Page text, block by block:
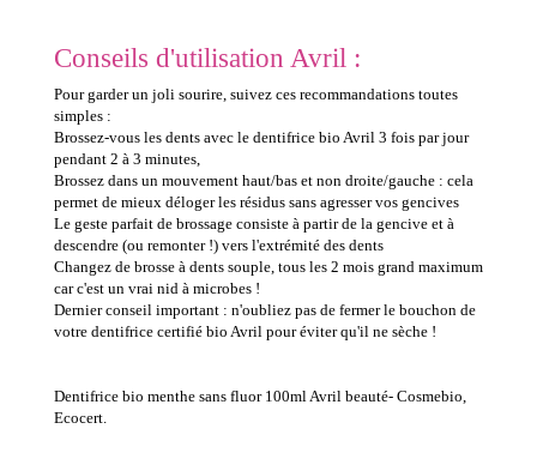
Conseils d'utilisation Avril :
Pour garder un joli sourire, suivez ces recommandations toutes
simples :
Brossez-vous les dents avec le dentifrice bio Avril 3 fois par jour
pendant 2 à 3 minutes,
Brossez dans un mouvement haut/bas et non droite/gauche : cela
permet de mieux déloger les résidus sans agresser vos gencives
Le geste parfait de brossage consiste à partir de la gencive et à
descendre (ou remonter !) vers l'extrémité des dents
Changez de brosse à dents souple, tous les 2 mois grand maximum
car c'est un vrai nid à microbes !
Dernier conseil important : n'oubliez pas de fermer le bouchon de
votre dentifrice certifié bio Avril pour éviter qu'il ne sèche !
Dentifrice bio menthe sans fluor 100ml Avril beauté- Cosmebio,
Ecocert.